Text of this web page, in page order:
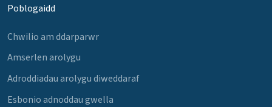
Poblogaidd
Chwilio am ddarparwr
Amserlen arolygu
Adroddiadau arolygu diweddaraf
Esbonio adnoddau gwella